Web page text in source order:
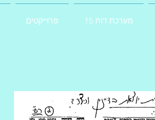
פרוייקטים מערכת דוח 15